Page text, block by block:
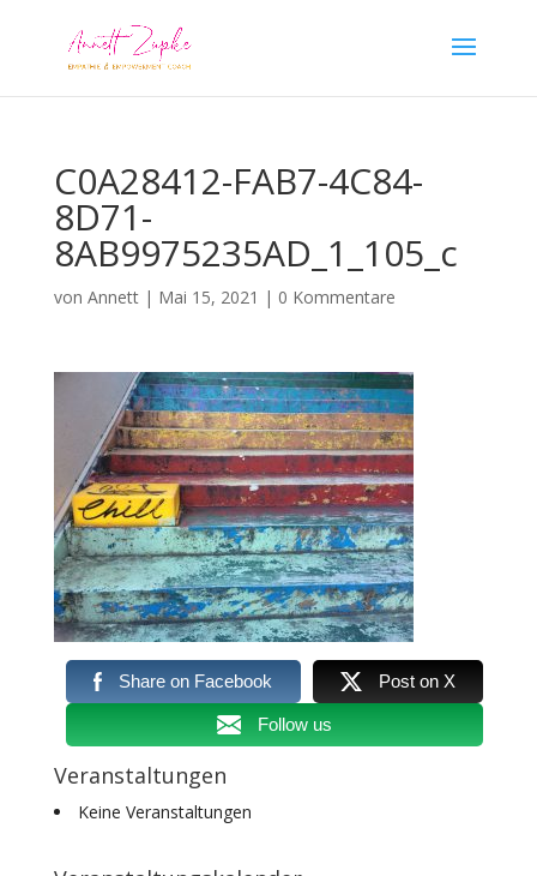
C0A28412-FAB7-4C84-
8D71-
8AB9975235AD_1_105_c
von Annett| Mai 15, 2021 | 0 Kommentare
Share on Facebook Post on X
Follow us
Veranstaltungen
Keine Veranstaltungen